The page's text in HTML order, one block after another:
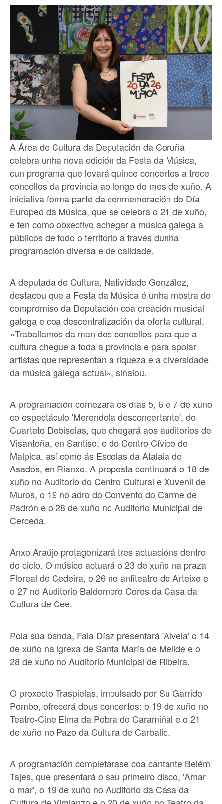
A Área de Cultura da Deputación da Coruña
celebra unha nova edición da Festa da Música,
cun programa que levará quince concertos a trece
concellos da provincia ao longo do mes de xuño. A
iniciativa forma parte da conmemoración do Día
Europeo da Música, que se celebra o 21 de xuño,
e ten como obxectivo achegar a música galega a
públicos de todo o territorio a través dunha
programación diversa e de calidade.
A deputada de Cultura, Natividade González,
destacou que a Festa da Música é unha mostra do
compromiso da Deputación coa creación musical
galega e coa descentralización da oferta cultural.
«Traballamos da man dos concellos para que a
cultura chegue a toda a provincia e para apoiar
artistas que representan a riqueza e a diversidade
da música galega actual», sinalou.
A programación comezará os días 5, 6 e 7 de xuño
co espectáculo 'Merendola desconcertante', do
Cuarteto Debiselas, que chegará aos auditorios de
Visantoña, en Santiso, e do Centro Cívico de
Malpica, así como ás Escolas da Atalaia de
Asados, en Rianxo. A proposta continuará o 18 de
xuño no Auditorio do Centro Cultural e Xuvenil de
Muros, o 19 no adro do Convento do Carme de
Padrón e o 28 de xuño no Auditorio Municipal de
Cerceda.
Anxo Araújo protagonizará tres actuacións dentro
do ciclo. O músico actuará o 23 de xuño na praza
Floreal de Cedeira, o 26 no anfiteatro de Arteixo e
o 27 no Auditorio Baldomero Cores da Casa da
Cultura de Cee.
Pola súa banda, Faia Díaz presentará 'Alvela' o 14
de xuño na igrexa de Santa María de Melide e o
28 de xuño no Auditorio Municipal de Ribeira.
O proxecto Traspielas, impulsado por Su Garrido
Pombo, ofrecerá dous concertos: o 19 de xuño no
Teatro-Cine Elma da Pobra do Caramiñal e o 21
de xuño no Pazo da Cultura de Carballo.
A programación completarase coa cantante Belém
Tajes, que presentará o seu primeiro disco, 'Amar
o mar', o 19 de xuño no Auditorio da Casa da